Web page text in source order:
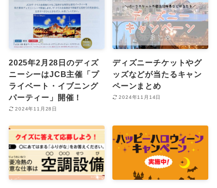
2025年2月28日のディズ
ニーシーはJCB主催「プ
ライベート・イブニング
パーティー」開催！
2024年11月28日
ディズニーチケットやグ
ッズなどが当たるキャン
ペーンまとめ
2024年11月14日